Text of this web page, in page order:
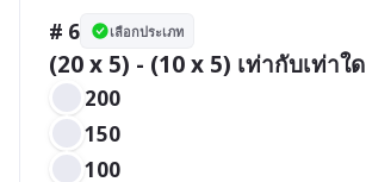
# 6 เลือกประเภท
(20 x 5) - (10 x 5) เท่ากับเท่าใด
200
150
100